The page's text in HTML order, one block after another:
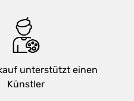
unterstützt einen
Künstler